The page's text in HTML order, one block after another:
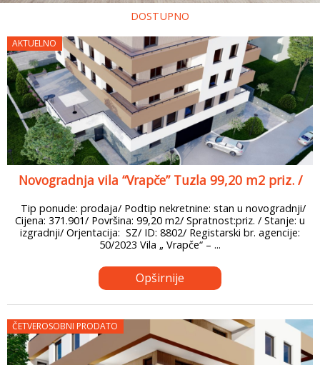
DOSTUPNO
AKTUELNO
Novogradnja vila “Vrapče” Tuzla 99,20 m2 priz. /
Tip ponude: prodaja/ Podtip nekretnine: stan u novogradnji/
Cijena: 371.901/ Površina: 99,20 m2/ Spratnost:priz. / Stanje: u
izgradnji/ Orjentacija: SZ/ ID: 8802/ Registarski br. agencije:
50/2023 Vila „ Vrapče“ – ...
Opširnije
ČETVEROSOBNI PRODATO